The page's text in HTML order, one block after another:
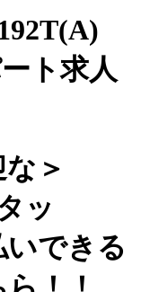
ト求人
＞
ッ
できる